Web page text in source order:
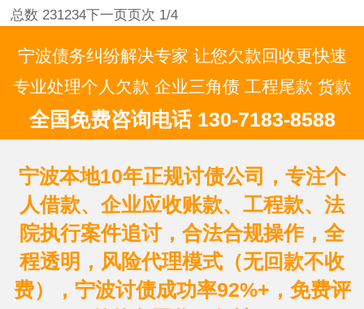
总数 231234下一页页次 1/4
宁波债务纠纷解决专家 让您欠款回收更快速
专业处理个人欠款 企业三角债 工程尾款 货款
全国免费咨询电话 130-7183-8588
宁波本地10年正规讨债公司，专注个
人借款、企业应收账款、工程款、法
院执行案件追讨，合法合规操作，全
程透明，风险代理模式（无回款不收
费），宁波讨债成功率92%+，免费评